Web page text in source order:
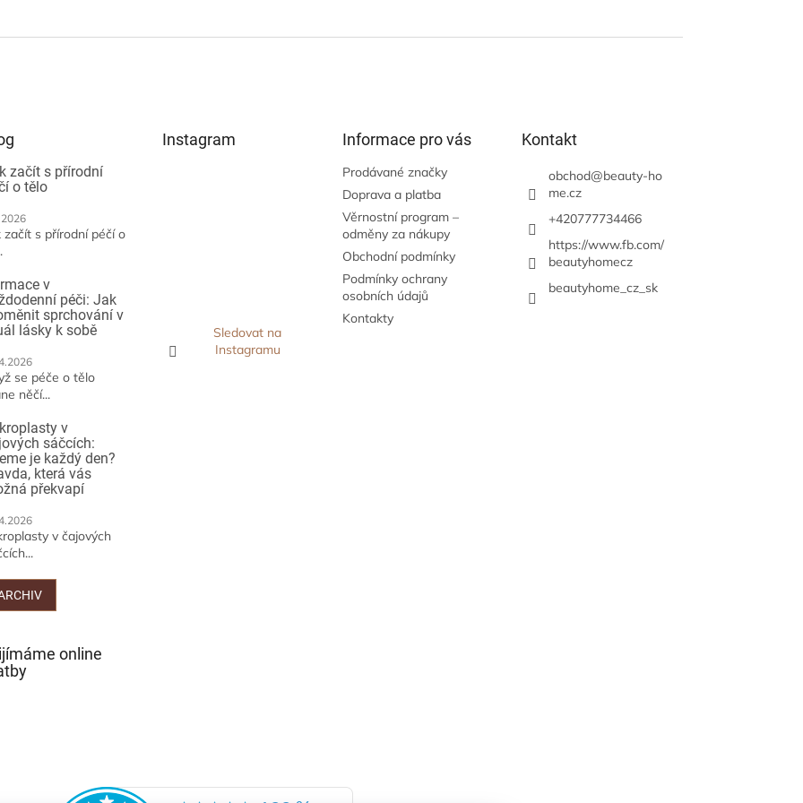
začít s přírodní
o tělo
začít s přírodní péčí o
v
péči: Jak
sprchování v
lásky k sobě
se péče o tělo
něčí...
v
sáčcích:
je každý den?
která vás
překvapí
v čajových
Instagram
Sledovat na
Instagramu
Informace pro vás
Prodávané značky
Doprava a platba
Věrnostní program –
odměny za nákupy
Obchodní podmínky
Podmínky ochrany
osobních údajů
Kontakty
Kontakt
obchod@beauty-ho
me.cz
+420777734466
https://www.fb.com/
beautyhomecz
beautyhome_cz_sk
online